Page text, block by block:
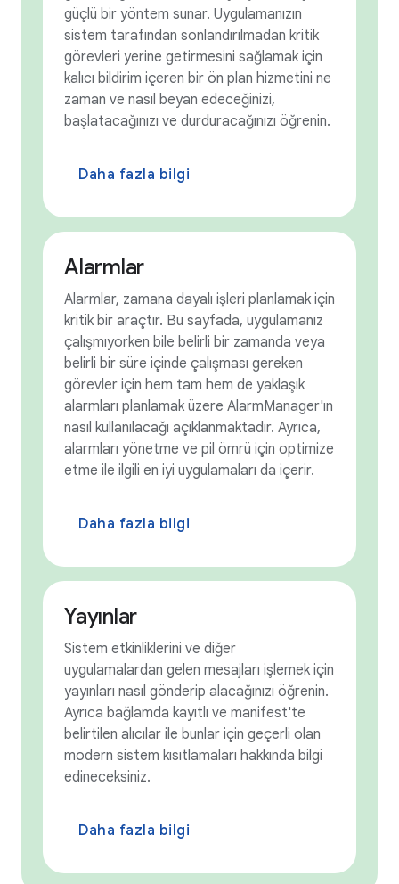
güçlü bir yöntem sunar. Uygulamanızın
sistem tarafından sonlandırılmadan kritik
görevleri yerine getirmesini sağlamak için
kalıcı bildirim içeren bir ön plan hizmetini ne
zaman ve nasıl beyan edeceğinizi,
başlatacağınızı ve durduracağınızı öğrenin.
Daha fazla bilgi
Alarmlar
Alarmlar, zamana dayalı işleri planlamak için
kritik bir araçtır. Bu sayfada, uygulamanız
çalışmıyorken bile belirli bir zamanda veya
belirli bir süre içinde çalışması gereken
görevler için hem tam hem de yaklaşık
alarmları planlamak üzere AlarmManager'ın
nasıl kullanılacağı açıklanmaktadır. Ayrıca,
alarmları yönetme ve pil ömrü için optimize
etme ile ilgili en iyi uygulamaları da içerir.
Daha fazla bilgi
Yayınlar
Sistem etkinliklerini ve diğer
uygulamalardan gelen mesajları işlemek için
yayınları nasıl gönderip alacağınızı öğrenin.
Ayrıca bağlamda kayıtlı ve manifest'te
belirtilen alıcılar ile bunlar için geçerli olan
modern sistem kısıtlamaları hakkında bilgi
edineceksiniz.
Daha fazla bilgi